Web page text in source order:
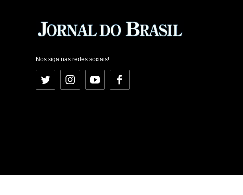
Nos siga nas redes sociais!
Twitter InstagramYouTubeFacebook